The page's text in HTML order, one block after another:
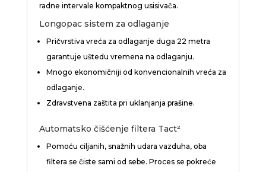
radne intervale kompaktnog usisivača.
Longopac sistem za odlaganje
Pričvrstiva vreća za odlaganje duga 22 metra
garantuje uštedu vremena na odlaganju.
Mnogo ekonomičniji od konvencionalnih vreća za
odlaganje.
Zdravstvena zaštita pri uklanjanja prašine.
Automatsko čišćenje filtera Tact²
Pomoću ciljanih, snažnih udara vazduha, oba
filtera se čiste sami od sebe. Proces se pokreće